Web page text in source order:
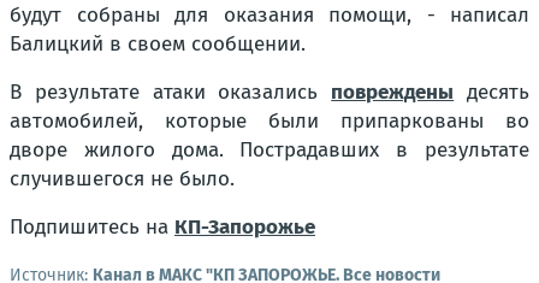
будут собраны для оказания помощи, - написал
Балицкий в своем сообщении.
В результате атаки оказались повреждены десять
автомобилей, которые были припаркованы во
дворе жилого дома. Пострадавших в результате
случившегося не было.
Подпишитесь на КП-Запорожье
Источник: Канал в МАКС "КП ЗАПОРОЖЬЕ. Все новости